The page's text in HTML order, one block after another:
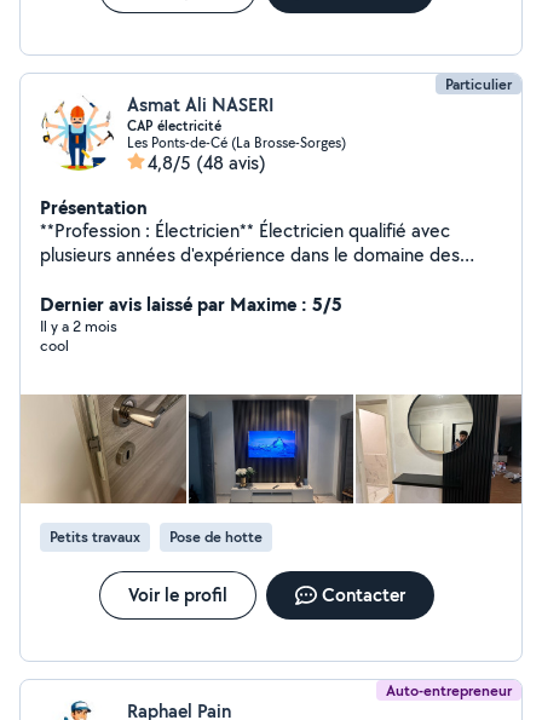
Particulier
Asmat Ali NASERI
CAP électricité
Les Ponts-de-Cé (La Brosse-Sorges)
4,8/5 (48 avis)
Présentation
**Profession : Électricien** Électricien qualifié avec
plusieurs années d'expérience dans le domaine des
polyvalents tels que la peinture, le montage de meubles
et les petites réparations. Ma priorité est de fournir un
service fiable **Compétences :** - Installation et
intérieure - Montage et assemblage de meubles - Petits
travaux de bricolage Montage de cuisine Placo Solde
Parquet Peinture tapisserie Je suis disponible pour des
missions ponctuelles ou des projets à plus long terme.
Cela peut être adapté selon vos besoins !
Dernier avis laissé par Maxime : 5/5
Il y a 2 mois
cool
Petits travaux Pose de hotte
Voir le profil Contacter
Auto-entrepreneur
Raphael Pain